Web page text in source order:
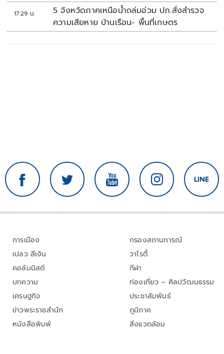
17:29 น.
5 จังหวัดภาคเหนือน้ำถล่มอ่วม ปภ.สั่งสำรวจ
ความเสียหาย บ้านเรือน- พื้นที่เกษตร
การเมือง
เปลว สีเงิน
คอลัมนิสต์
บทความ
เศรษฐกิจ
ข่าวพระราชสำนัก
หนังสือพิมพ์
กรองสถานการณ์
วาไรตี้
กีฬา
ท่องเที่ยว – ศิลปวัฒนธรรม
ประชาสัมพันธ์
ภูมิภาค
สิ่งแวดล้อม